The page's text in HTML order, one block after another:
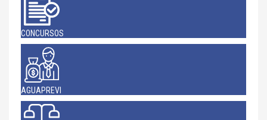
CONCURSOS
AGUAPREVI